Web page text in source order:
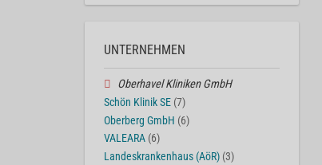
UNTERNEHMEN
Oberhavel Kliniken GmbH
Schön Klinik SE (7)
Oberberg GmbH (6)
VALEARA (6)
Landeskrankenhaus (AöR) (3)